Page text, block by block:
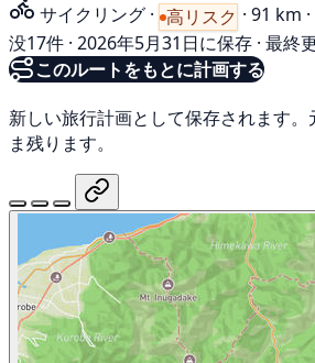
サイクリング · 高リスク · 91 km ·
没17件 · 2026年5月31日に保存 · 最終
このルートをもとに計画する
新しい旅行計画として保存されます。
ま残ります。